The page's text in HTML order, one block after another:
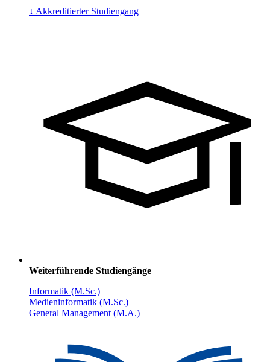
↓ Akkreditierter Studiengang
Weiterführende Studiengänge
Informatik (M.Sc.)
Medieninformatik (M.Sc.)
General Management (M.A.)